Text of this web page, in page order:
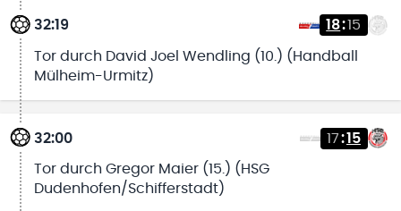
32:19 18:15
Tor durch David Joel Wendling (10.) (Handball
Mülheim-Urmitz)
32:00 17:15
Tor durch Gregor Maier (15.) (HSG
Dudenhofen/Schifferstadt)